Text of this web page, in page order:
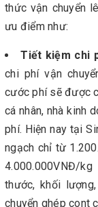
thức vận chuyển
ưu điểm như:
Tiết kiệm chi
chi phí vận
cước phí sẽ được
cá nhân, nhà kinh
phí. Hiện nay tại
ngạch chỉ từ
4.000.000VNĐ/
thước, khối
chuyển ghép cont